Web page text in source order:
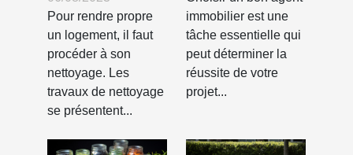
différents
types ?
Pour rendre propre
un logement, il faut
procéder à son
nettoyage. Les
travaux de nettoyage
se présentent...
immobilier est une
tâche essentielle qui
peut déterminer la
réussite de votre
projet...